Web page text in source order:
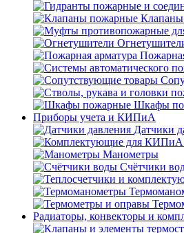
Шкафы
Приборы учета и КИПиА
Датчики
Манометры
Счётчики
Радиаторы, конвекторы и